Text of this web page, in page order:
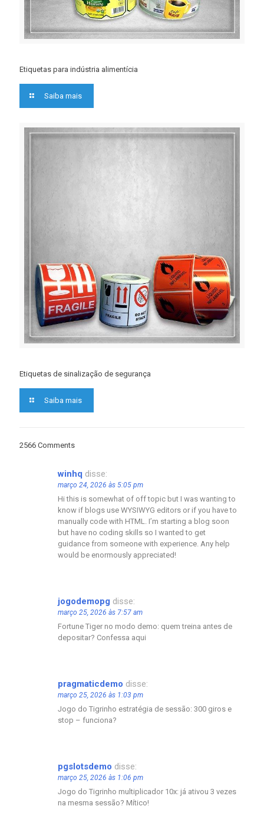
Etiquetas para indústria alimentícia
Saiba mais
Etiquetas de sinalização de segurança
Saiba mais
2566 Comments
winhq disse:
março 24, 2026 às 5:05 pm
Hi this is somewhat of off topic but I was wanting to
know if blogs use WYSIWYG editors or if you have to
manually code with HTML. I’m starting a blog soon
but have no coding skills so I wanted to get
guidance from someone with experience. Any help
would be enormously appreciated!
jogodemopg disse:
março 25, 2026 às 7:57 am
Fortune Tiger no modo demo: quem treina antes de
depositar? Confessa aqui
pragmaticdemo disse:
março 25, 2026 às 1:03 pm
Jogo do Tigrinho estratégia de sessão: 300 giros e
stop – funciona?
pgslotsdemo disse:
março 25, 2026 às 1:06 pm
Jogo do Tigrinho multiplicador 10x: já ativou 3 vezes
na mesma sessão? Mítico!